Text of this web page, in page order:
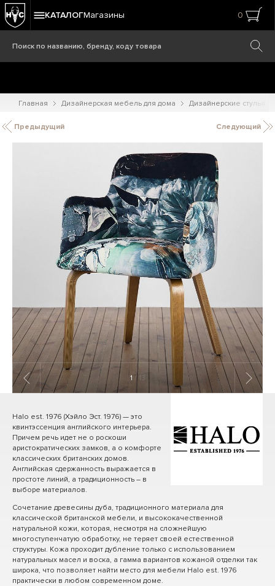
КАТАЛОГМагазины 0
Главная Дизайнерская мебель для дома Дизайнерские стулья
Предыдущий Следующий
1 / 13
Halo est. 1976 (Хэйло Эст. 1976) — это
квинтэссенция английского интерьера.
Причем речь идет не о роскоши
аристократических замков, а о комфорте
классических британских домов.
Английская сдержанность выражается в
простоте линий, а традиционность – в
выборе материалов.
Сочетание древесины дуба, традиционного материала для
классической британской мебели, и высококачественной
натуральной кожи, которая, несмотря на сложнейшую
многоступенчатую обработку, не теряет своей естественной
структуры. Кожа проходит дубление только с использованием
натуральных масел и воска, а гамма вариантов кожаной отделки так
широка, что позволяет найти место для мебели Halo est. 1976
практически в любом современном доме.